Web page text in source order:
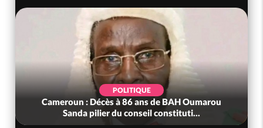
POLITIQUE
Cameroun : Décès à 86 ans de BAH Oumarou
Sanda pilier du conseil constituti...